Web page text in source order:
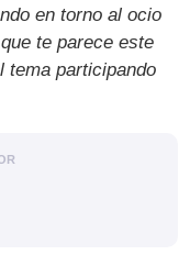
en torno al ocio
te parece este
tema participando